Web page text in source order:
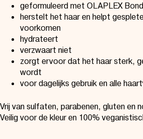
geformuleerd met OLAPLEX
herstelt het haar en helpt
voorkomen
hydrateert
verzwaart niet
zorgt ervoor dat het haar sterk,
wordt
voor dagelijks gebruik en alle
Vrij van sulfaten, parabenen, gluten en
Veilig voor de kleur en 100%